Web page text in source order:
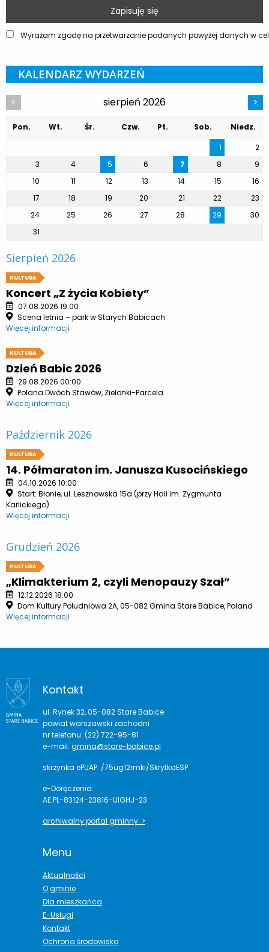
Wyrażam zgodę na przetwarzanie podanych powyżej danych w
KALENDARZ WYDARZEŃ
< sierpień 2026 >
Pon. Wt. Śr. Czw. Pt. Sob.
Niedz.
1
2
3
4 5 6 7 8
9
10
11 12 13 14 15
16
17
18 19 20 21 22
23
24
25 26 27 28 29
30
31
Sierpień 2026
KULTURA
Koncert „Z życia Kobiety”
07.08.2026 19:00
Scena letnia – park w Starych Babicach
Więcej informacji
KULTURA
Dzień Babic 2026
29.08.2026 00:00
Polana Dwóch Stawów, Zielonki-Parcela
Więcej informacji
Październik 2026
KULTURA
14. Półmaraton im. Janusza Kusocińskiego
04.10.2026 10:00
Start: Błonie, ul. Lesznowska 15a (przy Hali im. Zygmunta
Karlickiego)
Więcej informacji
Grudzień 2026
KULTURA
„Klimakterium 2, czyli Menopauzy Szał”
12.12.2026 18:00
Dom Kultury Południowa 2A, 05-082 Gmina Stare Babice, Poland
Więcej informacji
Kontakt
ul. Rynek 32, 05-082 Stare Babice
powiat warszawski zachodni
nr telefonu: (22) 722-95-81
e-mail: gmina@stare-babice.pl
skrzynka ePUAP: /75ug12rmki/SkrytkaESP
e-Doręczenia:
AE:PL-83124-23816-UIGHJ-23
archiwalny portal gminny >
Menu
Aktualności
O gminie
Dla mieszkańca
E-Usługi
Kontakt
Ochrona środowiska